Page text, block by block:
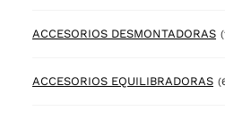
ACCESORIOS DESMONTADORAS
ACCESORIOS EQUILIBRADORAS